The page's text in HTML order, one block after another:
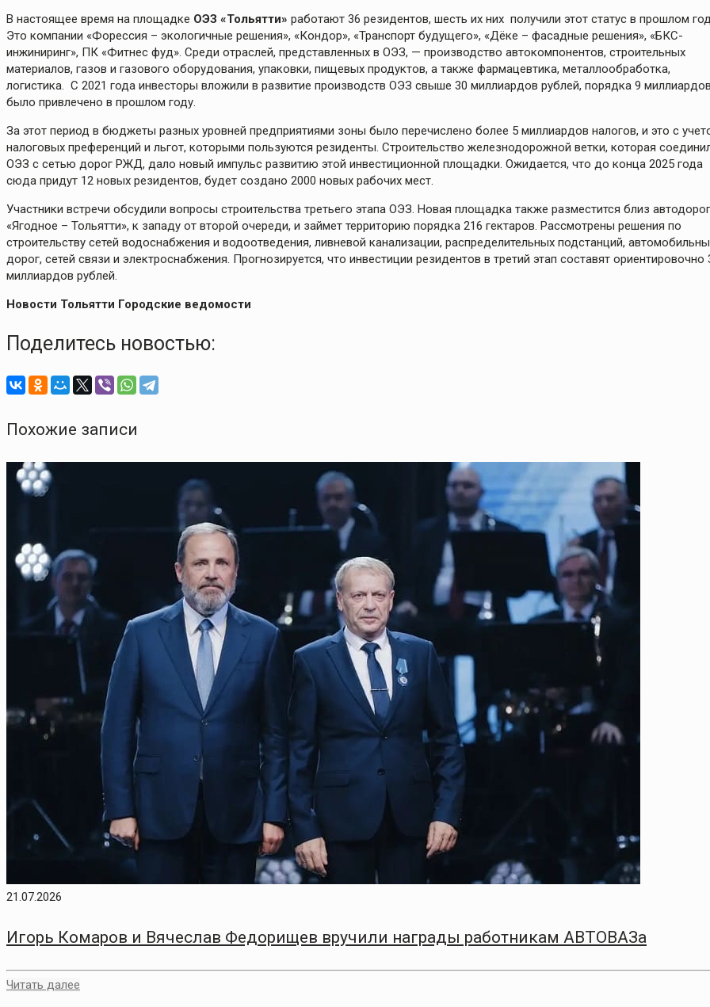
В настоящее время на площадке ОЭЗ «Тольятти» работают 36 резидентов, шесть их них получили этот статус в прошлом
Это компании «Форессия – экологичные решения», «Кондор», «Транспорт будущего», «Дёке – фасадные решения», «БКС-
инжиниринг», ПК «Фитнес фуд». Среди отраслей, представленных в ОЭЗ, — производство автокомпонентов, строительных
материалов, газов и газового оборудования, упаковки, пищевых продуктов, а также фармацевтика, металлообработка,
логистика. С 2021 года инвесторы вложили в развитие производств ОЭЗ свыше 30 миллиардов рублей, порядка 9 миллиардов
было привлечено в прошлом году.
За этот период в бюджеты разных уровней предприятиями зоны было перечислено более 5 миллиардов налогов, и это с
налоговых преференций и льгот, которыми пользуются резиденты. Строительство железнодорожной ветки, которая
ОЭЗ с сетью дорог РЖД, дало новый импульс развитию этой инвестиционной площадки. Ожидается, что до конца 2025 года
сюда придут 12 новых резидентов, будет создано 2000 новых рабочих мест.
Участники встречи обсудили вопросы строительства третьего этапа ОЭЗ. Новая площадка также разместится близ
«Ягодное – Тольятти», к западу от второй очереди, и займет территорию порядка 216 гектаров. Рассмотрены решения по
строительству сетей водоснабжения и водоотведения, ливневой канализации, распределительных подстанций,
дорог, сетей связи и электроснабжения. Прогнозируется, что инвестиции резидентов в третий этап составят ориентировочно
миллиардов рублей.
Новости Тольятти Городские ведомости
Поделитесь новостью:
Похожие записи
21.07.2026
Игорь Комаров и Вячеслав Федорищев вручили награды работникам АВТОВАЗа
Читать далее